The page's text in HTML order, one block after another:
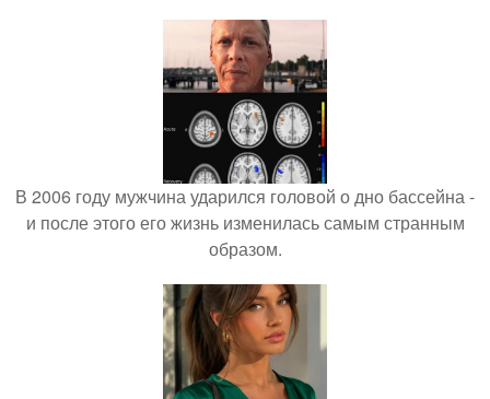
В 2006 году мужчина ударился головой о дно бассейна -
и после этого его жизнь изменилась самым странным
образом.